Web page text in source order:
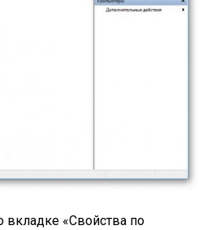
вкладке «Свойства по